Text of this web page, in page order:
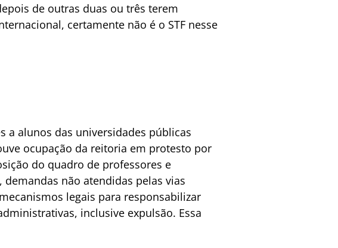
de outras duas ou três terem
certamente não é o STF nesse
a alunos das universidades públicas
ocupação da reitoria em protesto por
do quadro de professores e
não atendidas pelas vias
legais para responsabilizar
inclusive expulsão. Essa